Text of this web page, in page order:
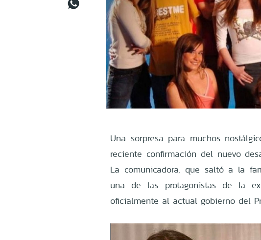
Una sorpresa para muchos
reciente confirmación del nuevo
La comunicadora, que saltó a la
una de las protagonistas de la
oficialmente al actual gobierno del